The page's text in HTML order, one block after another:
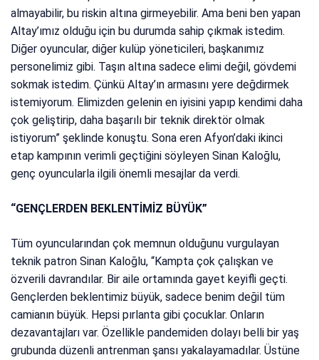
almayabilir, bu riskin altına girmeyebilir. Ama beni ben yapan
Altay’ımız olduğu için bu durumda sahip çıkmak istedim.
Diğer oyuncular, diğer kulüp yöneticileri, başkanımız
personelimiz gibi. Taşın altına sadece elimi değil, gövdemi
sokmak istedim. Çünkü Altay’ın armasını yere değdirmek
istemiyorum. Elimizden gelenin en iyisini yapıp kendimi daha
çok geliştirip, daha başarılı bir teknik direktör olmak
istiyorum” şeklinde konuştu. Sona eren Afyon’daki ikinci
etap kampının verimli geçtiğini söyleyen Sinan Kaloğlu,
genç oyuncularla ilgili önemli mesajlar da verdi.
“GENÇLERDEN BEKLENTİMİZ BÜYÜK”
Tüm oyuncularından çok memnun olduğunu vurgulayan
teknik patron Sinan Kaloğlu, “Kampta çok çalışkan ve
özverili davrandılar. Bir aile ortamında gayet keyifli geçti.
Gençlerden beklentimiz büyük, sadece benim değil tüm
camianın büyük. Hepsi pırlanta gibi çocuklar. Onların
dezavantajları var. Özellikle pandemiden dolayı belli bir yaş
grubunda düzenli antrenman şansı yakalayamadılar. Üstüne